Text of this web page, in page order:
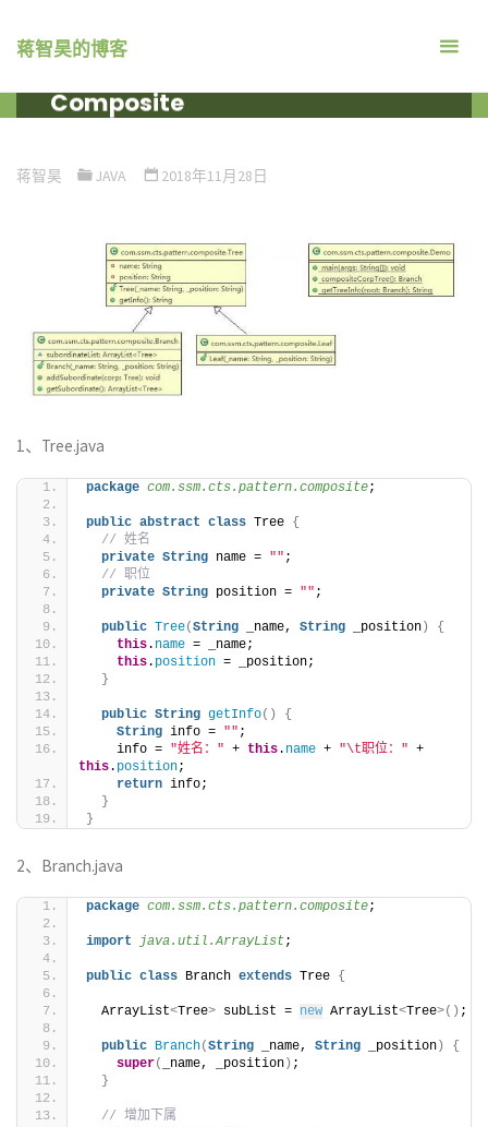
蒋智昊的博客
Composite
蒋智昊 JAVA 2018年11月28日
1、Tree.java
package com.ssm.cts.pattern.composite;
public abstract class Tree {
// 姓名
private String name = "" ;
// 职位
private String position = "" ;
public Tree(String _name, String _position)
{
this. name = _name;
this. position = _position;
}
public String getInfo()
{
String info = "" ;
    info =
"姓名：" + this. name + "\t职位："
this. position;
return info;
}
}
2、Branch.java
package com.ssm.cts.pattern.composite;
import java.util.ArrayList;
public class Branch extends Tree {
  ArrayList
<Tree> subList = new ArrayList<Tree>() ;
public Branch(String _name, String _position )
{
super( _name, _position ) ;
}
// 增加下属